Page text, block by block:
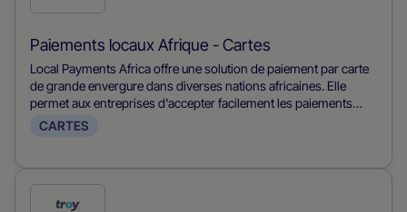
ce
mode
de
paiement
Paiements locaux Afrique - Cartes
Local Payments Africa offre une solution de paiement par carte
de grande envergure dans diverses nations africaines. Elle
permet aux entreprises d'accepter facilement les paiements
locaux par carte, en répondant aux divers paysages financiers
CARTES
Coche